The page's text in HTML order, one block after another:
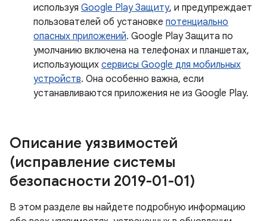
используя Google Play Защиту, и предупреждает
пользователей об установке потенциально
опасных приложений. Google Play Защита по
умолчанию включена на телефонах и планшетах,
использующих сервисы Google для мобильных
устройств. Она особенно важна, если
устанавливаются приложения не из Google Play.
Описание уязвимостей
(исправление системы
безопасности 2019-01-01)
В этом разделе вы найдете подробную информацию